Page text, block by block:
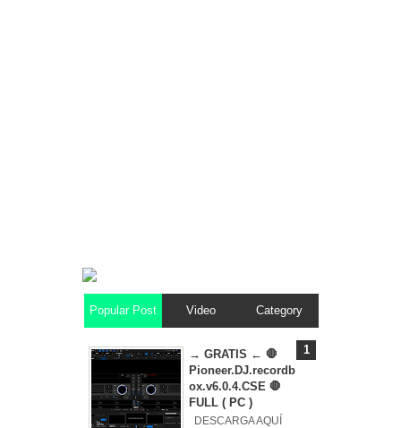
Popular Post Video Category
→ GRATIS ← 🛑
Pioneer.DJ.recordb
ox.v6.0.4.CSE 🛑
FULL ( PC )
DESCARGA AQUÍ